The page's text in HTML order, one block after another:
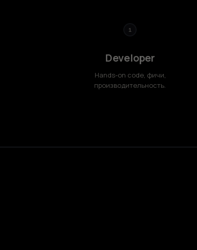
1
Developer
Hands‑on code, фичи,
производительность.